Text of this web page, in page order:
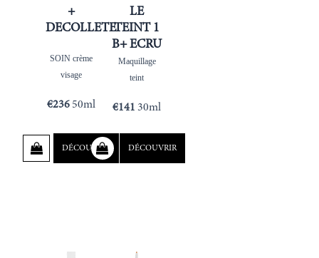
+
DECOLLETE
SOIN crème
visage
€236 50ml
DÉCOUVRIR
LE
TEINT 1
B+ ECRU
Maquillage
teint
€141 30ml
DÉCOUVRIR